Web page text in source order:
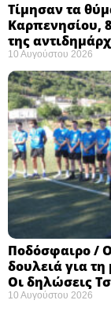
Τίμησαν τα
Καρπενησίου,
της
10 Αυγούστου 2026
Ποδόσφαιρο /
δουλειά για
Οι δηλώσεις
10 Αυγούστου 2026